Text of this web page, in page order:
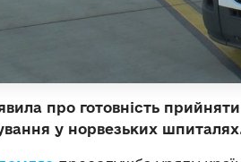
про готовність
у норвезьких